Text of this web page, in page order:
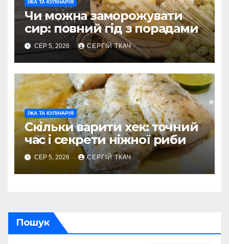
ЇЖА ТА КУЛІНАРІЯ
Чи можна заморожувати
сир: повний гід з порадами
СЕР 5, 2026 СЕРГІЙ ТКАЧ
ЇЖА ТА КУЛІНАРІЯ
Скільки варити хек: точний
час і секрети ніжної риби
СЕР 5, 2026 СЕРГІЙ ТКАЧ
Пошук